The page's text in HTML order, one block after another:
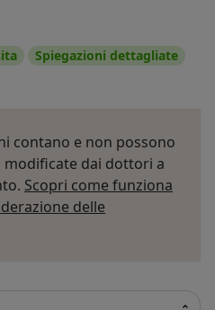
Spiegazioni dettagliate
contano e non possono
modificate dai dottori a
Scopri come funziona
delle